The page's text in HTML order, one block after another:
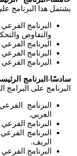
يشتمل هذا البرنامج
البرنامج
والتفاوض
البرنامج
البرنامج
البرنامج
سادسًا-البرنامج
البرنامج على البرامج
البرنامج
العربي.
البرنامج
البرنامج
الريف.
البرنامج